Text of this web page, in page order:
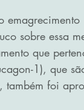
sobre essa
que
1), que
foi